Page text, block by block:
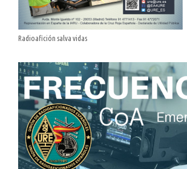
Radioafición salva vidas